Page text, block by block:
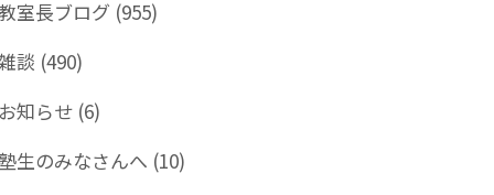
室長ブログ (955)
談 (490)
お知らせ (6)
生のみなさんへ (10)